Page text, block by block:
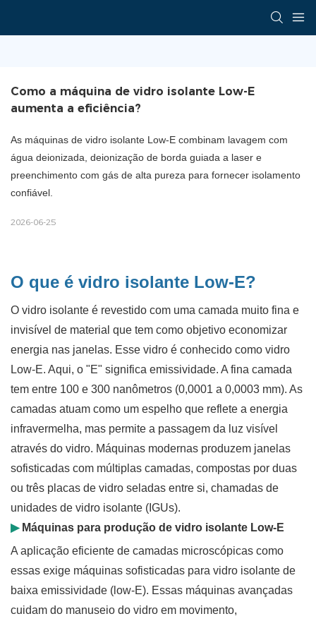
Como a máquina de vidro isolante Low-E
aumenta a eficiência?
As máquinas de vidro isolante Low-E combinam lavagem com
água deionizada, deionização de borda guiada a laser e
preenchimento com gás de alta pureza para fornecer isolamento
confiável.
2026-06-25
O que é vidro isolante Low-E?
O vidro isolante é revestido com uma camada muito fina e
invisível de material que tem como objetivo economizar
energia nas janelas. Esse vidro é conhecido como vidro
Low-E. Aqui, o "E" significa emissividade. A fina camada
tem entre 100 e 300 nanômetros (0,0001 a 0,0003 mm). As
camadas atuam como um espelho que reflete a energia
infravermelha, mas permite a passagem da luz visível
através do vidro. Máquinas modernas produzem janelas
sofisticadas com múltiplas camadas, compostas por duas
ou três placas de vidro seladas entre si, chamadas de
unidades de vidro isolante (IGUs).
▶Máquinas para produção de vidro isolante Low-E
A aplicação eficiente de camadas microscópicas como
essas exige máquinas sofisticadas para vidro isolante de
baixa emissividade (low-E). Essas máquinas avançadas
cuidam do manuseio do vidro em movimento,